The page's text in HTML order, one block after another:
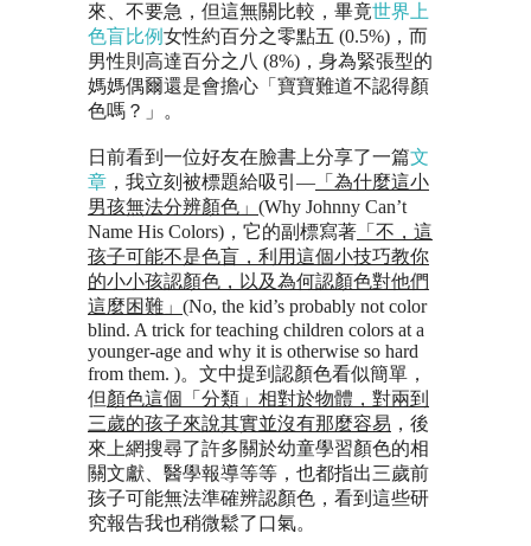
來、不要急，但這無關比較，畢竟世界上
色盲比例女性約百分之零點五 (0.5%)，而
男性則高達百分之八 (8%)，身為緊張型的
媽媽偶爾還是會擔心「寶寶難道不認得顏
色嗎？」。
日前看到一位好友在臉書上分享了一篇文
章 ，我立刻被標題給吸引— 「為什麼這小
男孩無法分辨顏色」 (Why Johnny Can’t
Name His Colors)，它的副標寫著 「不，這
孩子可能不是色盲，利用這個小技巧教你
的小小孩認顏色，以及為何認顏色對他們
這麼困難」 (No, the kid’s probably not color
blind. A trick for teaching children colors at a
younger-age and why it is otherwise so hard
from them. )。文中提到認顏色看似簡單，
但顏色這個「分類」相對於物體，對兩到
三歲的孩子來說其實並沒有那麼容易 ，後
來上網搜尋了許多關於幼童學習顏色的相
關文獻、醫學報導等等，也都指出三歲前
孩子可能無法準確辨認顏色，看到這些研
究報告我也稍微鬆了口氣。